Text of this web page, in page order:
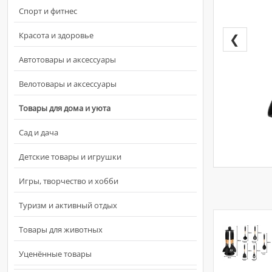
Спорт и фитнес
Красота и здоровье
Автотовары и аксессуары
Велотовары и аксессуары
Товары для дома и уюта
Сад и дача
Детские товары и игрушки
Игры, творчество и хобби
Туризм и активный отдых
Товары для животных
Уценённые товары
❮